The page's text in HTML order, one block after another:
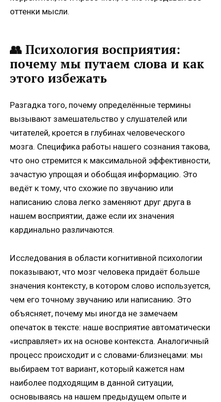
оттенки мысли.
👥 Психология восприятия:
почему мы путаем слова и как
этого избежать
Разгадка того, почему определённые термины
вызывают замешательство у слушателей или
читателей, кроется в глубинах человеческого
мозга. Специфика работы нашего сознания такова,
что оно стремится к максимальной эффективности,
зачастую упрощая и обобщая информацию. Это
ведёт к тому, что схожие по звучанию или
написанию слова легко заменяют друг друга в
нашем восприятии, даже если их значения
кардинально различаются.
Исследования в области когнитивной психологии
показывают, что мозг человека придаёт больше
значения контексту, в котором слово используется,
чем его точному звучанию или написанию. Это
объясняет, почему мы иногда не замечаем
опечаток в тексте: наше восприятие автоматически
«исправляет» их на основе контекста. Аналогичный
процесс происходит и с словами-близнецами: мы
выбираем тот вариант, который кажется нам
наиболее подходящим в данной ситуации,
основываясь на нашем предыдущем опыте и